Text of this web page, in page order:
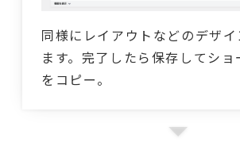
同様にレイアウトなどのデザ
ます。完了したら保存してショ
をコピー。